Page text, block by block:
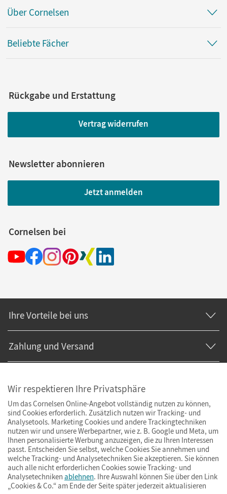
Über Cornelsen
Beliebte Fächer
Rückgabe und Erstattung
Vertrag widerrufen
Newsletter abonnieren
Jetzt anmelden
Cornelsen bei
Ihre Vorteile bei uns
Zahlung und Versand
Wir respektieren Ihre Privatsphäre
Um das Cornelsen Online-Angebot vollständig nutzen zu können,
sind Cookies erforderlich. Zusätzlich nutzen wir Tracking- und
Analysetools. Marketing Cookies und andere Trackingtechniken
nutzen wir und unsere Werbepartner, wie z. B. Google und Meta, um
Ihnen personalisierte Werbung anzuzeigen, die zu Ihren Interessen
passt. Entscheiden Sie selbst, welche Cookies Sie annehmen und
welche Tracking- und Analysetechniken Sie akzeptieren. Sie können
auch alle nicht erforderlichen Cookies sowie Tracking- und
Analysetechniken ablehnen. Ihre Auswahl können Sie über den Link
„Cookies & Co.“ am Ende der Seite später jederzeit aktualisieren